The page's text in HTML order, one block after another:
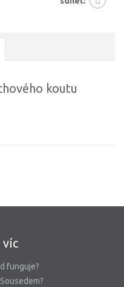
koutu
víc
funguje?